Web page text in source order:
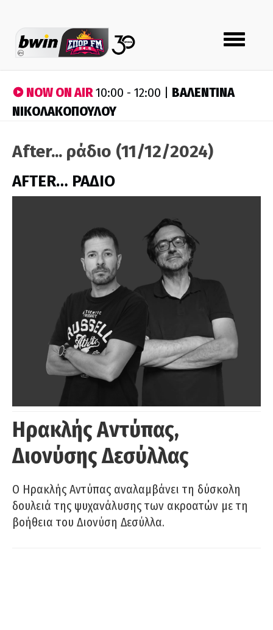
Toggle
navigation
NOW ON AIR10:00 - 12:00 | ΒΑΛΕΝΤΙΝΑ
ΝΙΚΟΛΑΚΟΠΟΥΛΟΥ
After... ράδιο (11/12/2024)
AFTER… ΡΑΔΙΟ
Ηρακλής Αντύπας,
Διονύσης Δεσύλλας
Ο Ηρακλής Αντύπας αναλαμβάνει τη δύσκολη
δουλειά της ψυχανάλυσης των ακροατών με τη
βοήθεια του Διονύση Δεσύλλα.